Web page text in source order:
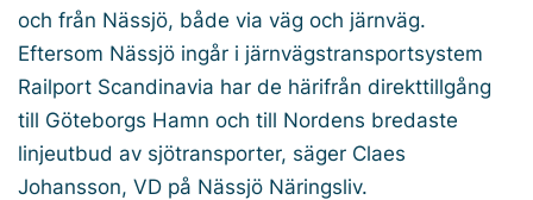
och från Nässjö, både via väg och järnväg.
Eftersom Nässjö ingår i järnvägstransportsystem
Railport Scandinavia har de härifrån direkttillgång
till Göteborgs Hamn och till Nordens bredaste
linjeutbud av sjötransporter, säger Claes
Johansson, VD på Nässjö Näringsliv.